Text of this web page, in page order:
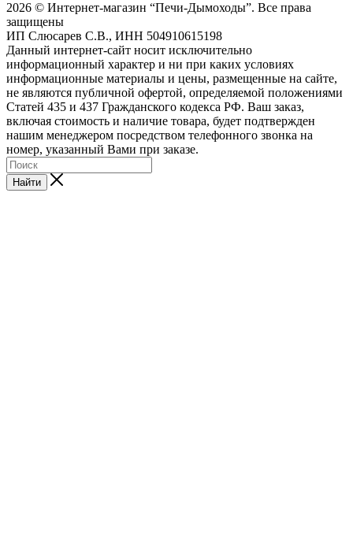
2026 © Интернет-магазин “Печи-Дымоходы”. Все права
защищены
ИП Слюсарев С.В., ИНН 504910615198
Данный интернет-сайт носит исключительно
информационный характер и ни при каких условиях
информационные материалы и цены, размещенные на сайте,
не являются публичной офертой, определяемой положениями
Статей 435 и 437 Гражданского кодекса РФ. Ваш заказ,
включая стоимость и наличие товара, будет подтвержден
нашим менеджером посредством телефонного звонка на
номер, указанный Вами при заказе.
Найти